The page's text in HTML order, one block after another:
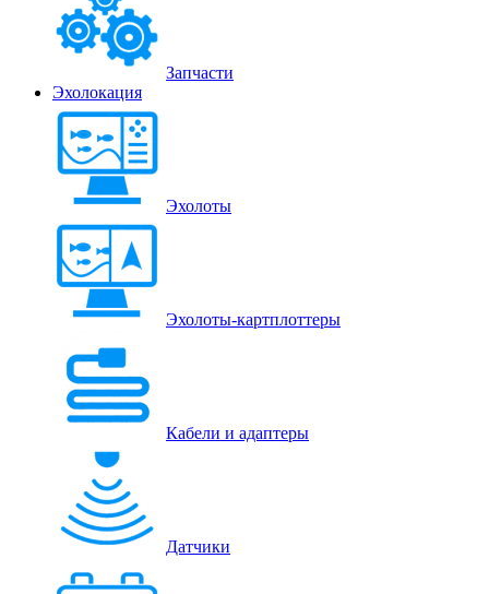
Запчасти
Эхолокация
Эхолоты
Эхолоты-картплоттеры
Кабели и адаптеры
Датчики